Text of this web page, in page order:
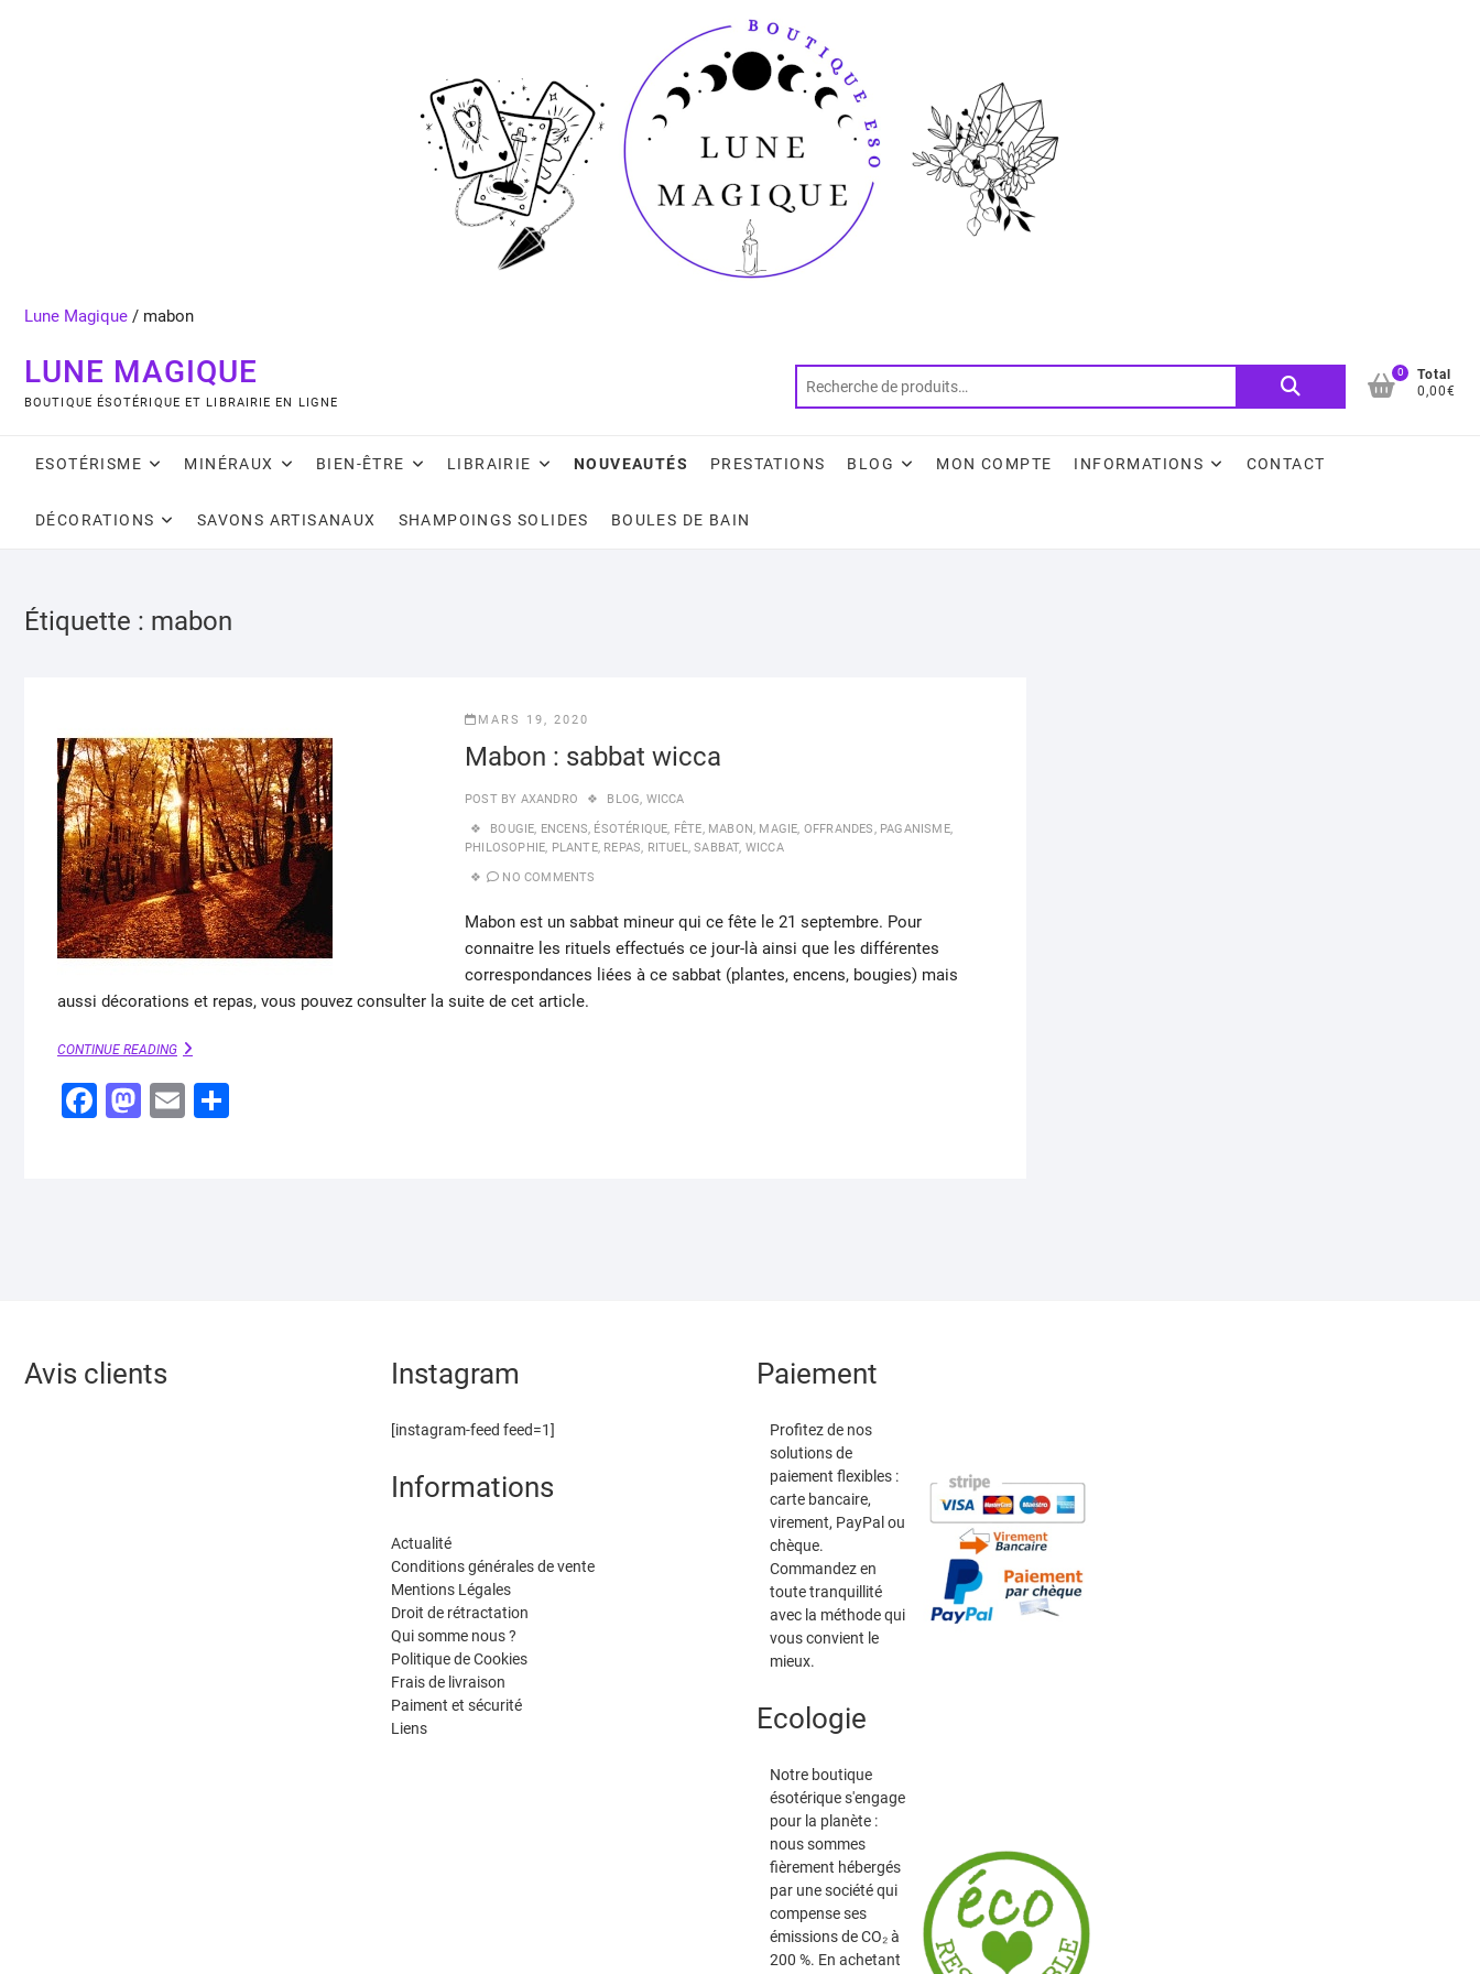
Lune Magique / mabon
LUNE MAGIQUE
BOUTIQUE ÉSOTÉRIQUE ET LIBRAIRIE EN LIGNE
Recherche
0
Total
0,00€
ESOTÉRISME MINÉRAUX BIEN-ÊTRE LIBRAIRIE NOUVEAUTÉS PRESTATIONS BLOG MON COMPTE INFORMATIONS CONTACT
DÉCORATIONS SAVONS ARTISANAUX SHAMPOINGS SOLIDES BOULES DE BAIN
Étiquette : mabon
MARS 19, 2020
Mabon : sabbat wicca
POST BY AXANDRO BLOG, WICCA
BOUGIE, ENCENS, ÉSOTÉRIQUE, FÊTE, MABON, MAGIE, OFFRANDES, PAGANISME,
PHILOSOPHIE, PLANTE, REPAS, RITUEL,SABBAT, WICCA
NO COMMENTS
Mabon est un sabbat mineur qui ce fête le 21 septembre. Pour
connaitre les rituels effectués ce jour-là ainsi que les différentes
correspondances liées à ce sabbat (plantes, encens, bougies) mais
aussi décorations et repas, vous pouvez consulter la suite de cet article.
CONTINUE READINGMABON
SABBAT
WICCA
F
M E
Avis clients Instagram
[instagram-feed feed=1]
Informations
Actualité
Conditions générales de vente
Mentions Légales
Droit de rétractation
Qui somme nous ?
Politique de Cookies
Frais de livraison
Paiment et sécurité
Liens
Paiement
Profitez de nos
solutions de
paiement flexibles :
carte bancaire,
virement, PayPal ou
chèque.
Commandez en
toute tranquillité
avec la méthode qui
vous convient le
mieux.
Ecologie
Notre boutique
ésotérique s'engage
pour la planète :
nous sommes
fièrement hébergés
par une société qui
compense ses
émissions de CO₂ à
200 %. En achetant